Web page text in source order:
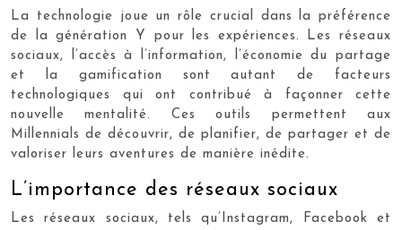
La technologie joue un rôle crucial dans la préférence
de la génération Y pour les expériences. Les réseaux
sociaux, l’accès à l’information, l’économie du partage
et la gamification sont autant de facteurs
technologiques qui ont contribué à façonner cette
nouvelle mentalité. Ces outils permettent aux
Millennials de découvrir, de planifier, de partager et de
valoriser leurs aventures de manière inédite.
L’importance des réseaux sociaux
Les réseaux sociaux, tels qu’Instagram, Facebook et